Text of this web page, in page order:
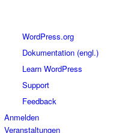
WordPress
WordPress.org
Dokumentation (engl.)
Learn WordPress
Support
Feedback
Anmelden
Veranstaltungen